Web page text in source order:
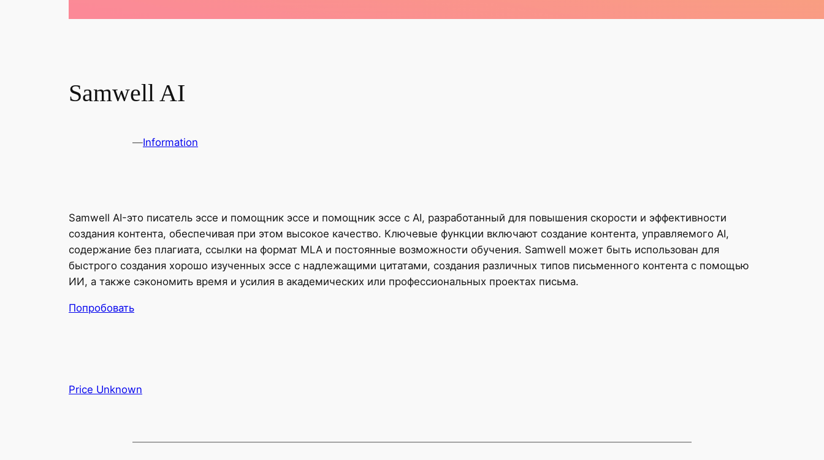
Samwell AI
—Information
Samwell AI-это писатель эссе и помощник эссе и помощник эссе с AI, разработанный для повышения скорости и эффективности
создания контента, обеспечивая при этом высокое качество. Ключевые функции включают создание контента, управляемого AI,
содержание без плагиата, ссылки на формат MLA и постоянные возможности обучения. Samwell может быть использован для
быстрого создания хорошо изученных эссе с надлежащими цитатами, создания различных типов письменного контента с помощью
ИИ, а также сэкономить время и усилия в академических или профессиональных проектах письма.
Попробовать
Price Unknown